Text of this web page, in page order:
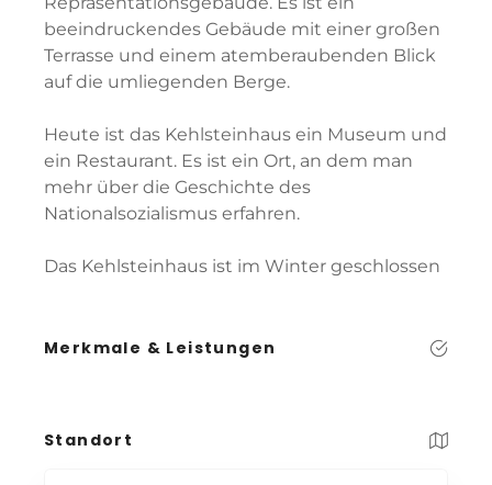
beeindruckendes Gebäude mit einer großen
Terrasse und einem atemberaubenden Blick
auf die umliegenden Berge.
Heute ist das Kehlsteinhaus ein Museum und
ein Restaurant. Es ist ein Ort, an dem man
mehr über die Geschichte des
Nationalsozialismus erfahren.
Das Kehlsteinhaus ist im Winter geschlossen
Merkmale & Leistungen
Standort